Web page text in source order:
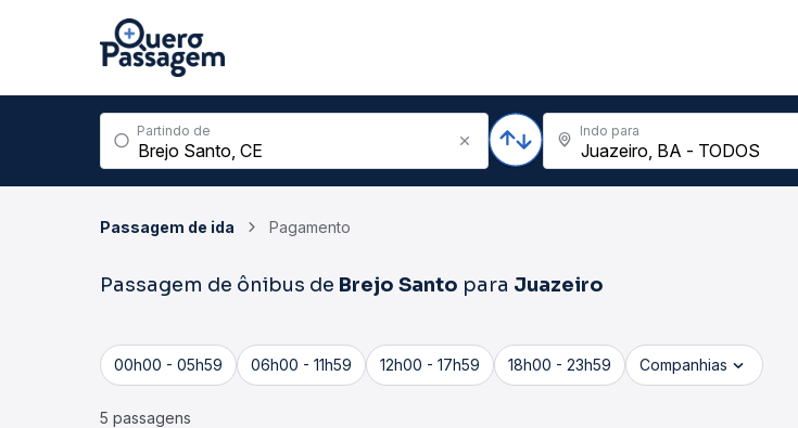
Partindo de Indo para
Passagem de ida Pagamento
Passagem de ônibus de Brejo Santo para Juazeiro
00h00 - 05h59 06h00 - 11h59 12h00 - 17h59 18h00 - 23h59 Companhias
5 passagens